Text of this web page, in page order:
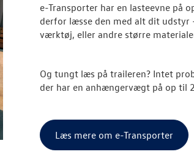
e-Transporter har en lasteevne på
derfor læsse den med alt dit udstyr
værktøj, eller andre større
Og tungt læs på traileren? Intet
der har en anhængervægt på op til
Læs mere om e-Transporter